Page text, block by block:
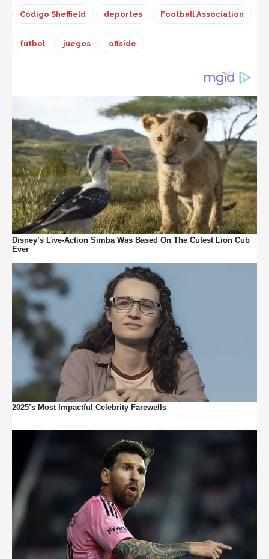
Código Sheffield deportes Football Association
fútbol juegos offside